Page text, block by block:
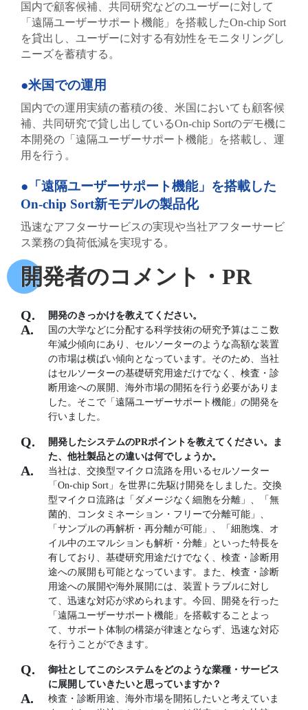
国内で顧客候補、共同研究などのユーザーに対して
「遠隔ユーザーサポート機能」を搭載したOn-chip Sort
を貸出し、ユーザーに対する有効性をモニタリングし
ニーズを蓄積する。
●米国での運用
国内での運用実績の蓄積の後、米国においても顧客候
補、共同研究で貸し出しているOn-chip Sortのデモ機に
本開発の「遠隔ユーザーサポート機能」を搭載し、運
用を行う。
●「遠隔ユーザーサポート機能」を搭載した
On-chip Sort新モデルの製品化
迅速なアフターサービスの実現や当社アフターサービ
ス業務の負荷低減を実現する。
開発者のコメント・PR
開発のきっかけを教えてください。
国の大学などに分配する科学技術の研究予算はここ数
年減少傾向にあり、セルソーターのような高額な装置
の市場は横ばい傾向となっています。そのため、当社
はセルソーターの基礎研究用途だけでなく、検査・診
断用途への展開、海外市場の開拓を行う必要がありま
した。そこで「遠隔ユーザーサポート機能」の開発を
行いました。
開発したシステムのPRポイントを教えてください。ま
た、他社製品との違いは何でしょうか。
当社は、交換型マイクロ流路を用いるセルソーター
「On-chip Sort」を世界に先駆け開発をしました。交換
型マイクロ流路は「ダメージなく細胞を分離」、「無
菌的、コンタミネーション・フリーで分離可能」、
「サンプルの再解析・再分離が可能」、「細胞塊、オ
イル中のエマルションも解析・分離」といった特長を
有しており、基礎研究用途だけでなく、検査・診断用
途への展開も可能となっています。また、検査・診断
用途への展開や海外展開には、装置トラブルに対し
て、迅速な対応が求められます。今回、開発を行った
「遠隔ユーザーサポート機能」を搭載することよっ
て、サポート体制の構築が律速とならず、迅速な対応
を行うことができます。
御社としてこのシステムをどのような業種・サービス
に展開していきたいと思っていますか？
検査・診断用途、海外市場を開拓したいと考えていま